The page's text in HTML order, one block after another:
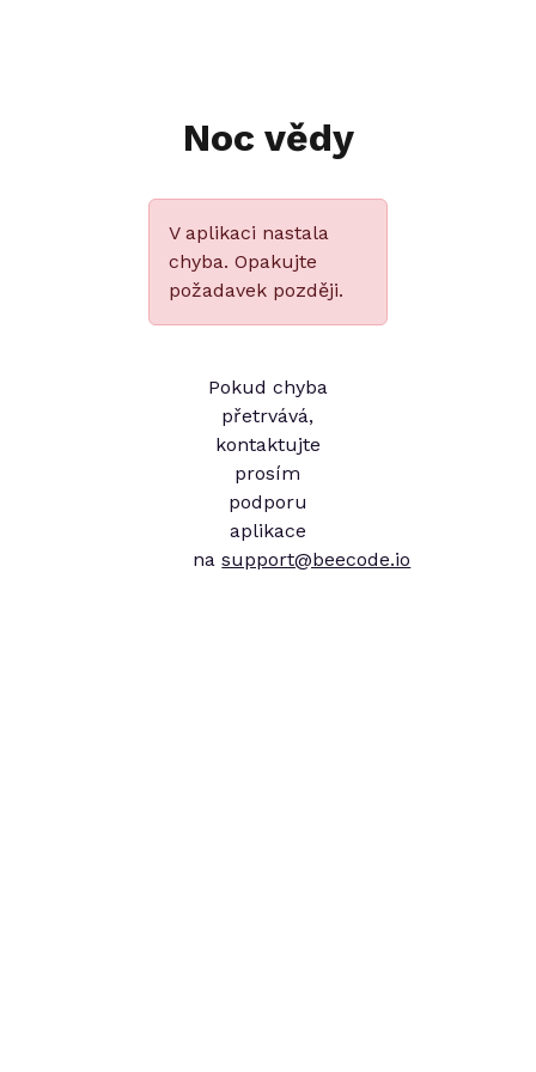
Noc vědy
V aplikaci nastala
chyba. Opakujte
požadavek později.
Pokud chyba
přetrvává,
kontaktujte
prosím
podporu
aplikace
nasupport@beecode.io